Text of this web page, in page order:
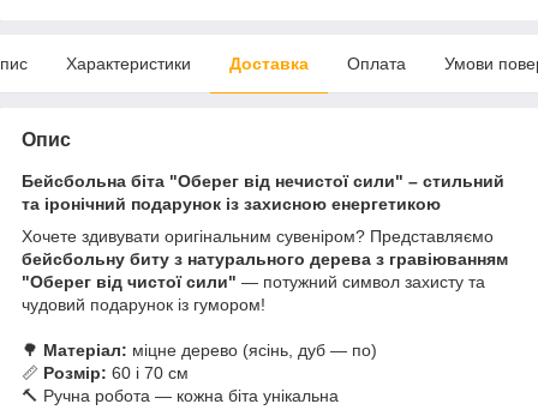
Характеристики Доставка Оплата Умови
Опис
Бейсбольна біта "Оберег від нечистої сили" – стильний
та іронічний подарунок із захисною енергетикою
Хочете здивувати оригінальним сувеніром? Представляємо
бейсбольну биту з натурального дерева з гравіюванням
"Оберег від чистої сили" — потужний символ захисту та
чудовий подарунок із гумором!
🌳 Матеріал: міцне дерево (ясінь, дуб — по)
📏 Розмір: 60 і 70 см
🔨 Ручна робота — кожна біта унікальна